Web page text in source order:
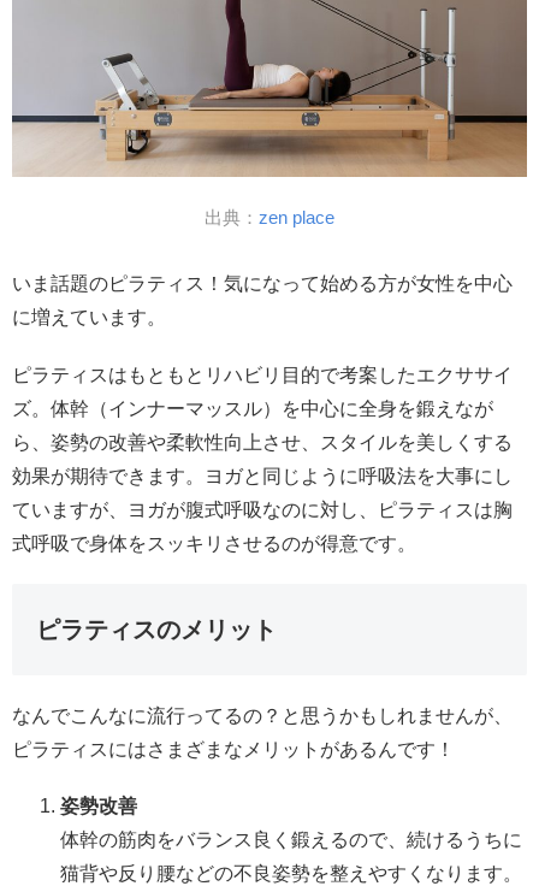
出典： zen place
いま話題のピラティス！気になって始める方が女性を中心
に増えています。
ピラティスはもともとリハビリ目的で考案したエクササイ
ズ。体幹（インナーマッスル）を中心に全身を鍛えなが
ら、姿勢の改善や柔軟性向上させ、スタイルを美しくする
効果が期待できます。ヨガと同じように呼吸法を大事にし
ていますが、ヨガが腹式呼吸なのに対し、ピラティスは胸
式呼吸で身体をスッキリさせるのが得意です。
ピラティスのメリット
なんでこんなに流行ってるの？と思うかもしれませんが、
ピラティスにはさまざまなメリットがあるんです！
姿勢改善
体幹の筋肉をバランス良く鍛えるので、続けるうちに
猫背や反り腰などの不良姿勢を整えやすくなります。